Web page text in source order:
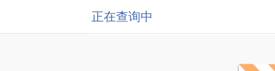
正在查询中